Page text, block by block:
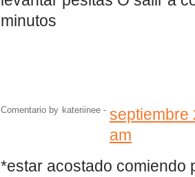
minutos
Comentario by kateriinee - septiembre
am
*estar acostado comiendo